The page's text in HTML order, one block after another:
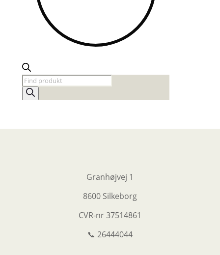
Products
search
Granhøjvej 1
8600 Silkeborg
CVR-nr37514861
📞 26444044